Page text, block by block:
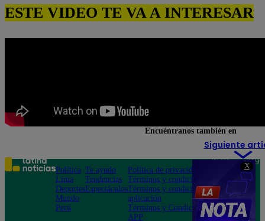
X
ESTE VIDEO TE VA A INTERESAR
Siguiente
Encuéntranos también en
Política
Lima
Deportes
Mundo
Perú
Te ayudo
Tendencias
Espectáculos
Política de privacidad
Términos y condiciones
Términos y condiciones
aplicación
Términos y Condiciones
APP
Teléfono: 219
Av. San
Felipe 968
Jesús María